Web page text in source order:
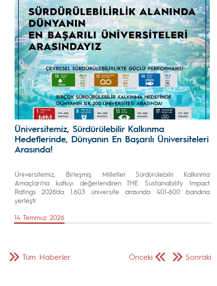
Üniversitemiz, Sürdürülebilir Kalkınma
Hedeflerinde, Dünyanın En Başarılı Üniversiteleri
Arasında!
Üniversitemiz, Birleşmiş Milletler Sürdürülebilir Kalkınma
Amaçları'na katkıyı değerlendiren THE Sustainability Impact
Ratings 2026'da 1.603 üniversite arasında 401-600 bandına
yerleşti
14 Temmuz 2026
Önceki Sonraki
Tüm Haberler